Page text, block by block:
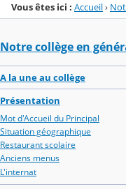
Vous êtes ici : Accueil›
Notre collège en
A la une au collège
Présentation
Mot d'Accueil du Principal
Situation géographique
Restaurant scolaire
Anciens menus
L'internat